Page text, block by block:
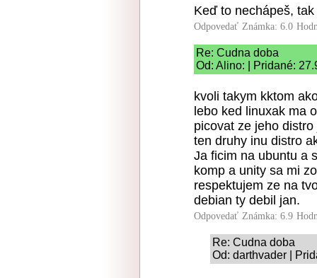
Keď to nechápeš,
Odpovedať Známka: 6.0
Re: Cudna doba
Od: Alino: | Pridané:
kvoli takym kktom
lebo ked linuxak ma
picovat ze jeho
ten druhy inu distro
Ja ficim na ubuntu a
komp a unity sa mi
respektujem ze na
debian ty debil jan.
Odpovedať Známka: 6.9
Re: Cudna doba
Od: darthvader |